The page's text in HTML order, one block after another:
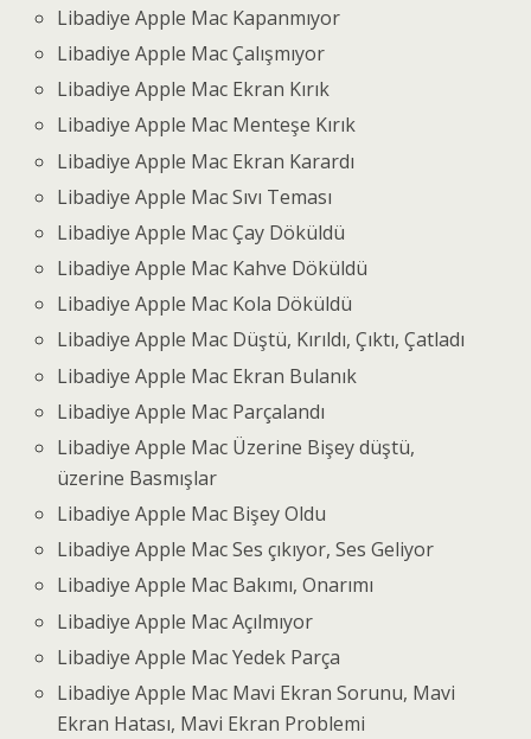
Libadiye Apple Mac Kapanmıyor
Libadiye Apple Mac Çalışmıyor
Libadiye Apple Mac Ekran Kırık
Libadiye Apple Mac Menteşe Kırık
Libadiye Apple Mac Ekran Karardı
Libadiye Apple Mac Sıvı Teması
Libadiye Apple Mac Çay Döküldü
Libadiye Apple Mac Kahve Döküldü
Libadiye Apple Mac Kola Döküldü
Libadiye Apple Mac Düştü, Kırıldı, Çıktı, Çatladı
Libadiye Apple Mac Ekran Bulanık
Libadiye Apple Mac Parçalandı
Libadiye Apple Mac Üzerine Bişey düştü,
üzerine Basmışlar
Libadiye Apple Mac Bişey Oldu
Libadiye Apple Mac Ses çıkıyor, Ses Geliyor
Libadiye Apple Mac Bakımı, Onarımı
Libadiye Apple Mac Açılmıyor
Libadiye Apple Mac Yedek Parça
Libadiye Apple Mac Mavi Ekran Sorunu, Mavi
Ekran Hatası, Mavi Ekran Problemi